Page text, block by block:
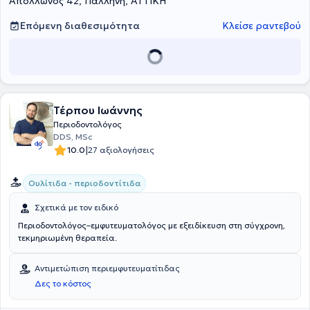
Επόμενη διαθεσιμότητα
Κλείσε ραντεβού
Τέρπου Ιωάννης
Περιοδοντολόγος
DDS, MSc
10.0|27 αξιολογήσεις
Ουλίτιδα - περιοδοντίτιδα
Σχετικά με τον ειδικό
Περιοδοντολόγος–εμφυτευματολόγος με εξειδίκευση στη σύγχρονη,
τεκμηριωμένη θεραπεία.
Αντιμετώπιση περιεμφυτευματίτιδας
Δες το κόστος